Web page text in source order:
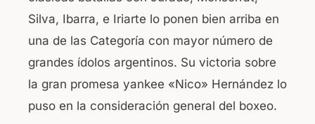
Silva, Ibarra, e Iriarte lo ponen bien arriba en
una de las Categoría con mayor número de
grandes ídolos argentinos. Su victoria sobre
la gran promesa yankee «Nico» Hernández lo
puso en la consideración general del boxeo.